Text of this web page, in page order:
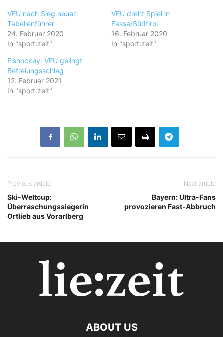
VEU nach Sieg neuer
Tabellenführer
24. Februar 2020
In "sport:zeit"
VEU dreht Spiel in
Fassa/Südtirol
16. Februar 2020
In "sport:zeit"
Eishockey: VEU gelingt
Befreiungsschlag
12. Februar 2021
In "sport:zeit"
Previous article
Ski-Weltcup:
Überraschungssiegerin
Ortlieb aus Vorarlberg
Next article
Bayern: Ultra-Fans
provozieren Fast-Abbruch
ABOUT US